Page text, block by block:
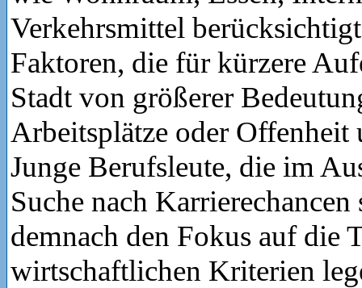
Verkehrsmittel
Faktoren, die für kürzere
Stadt von größerer
Arbeitsplätze oder Offenheit
Junge Berufsleute, die im
Suche nach
demnach den Fokus auf die
wirtschaftlichen Kriterien